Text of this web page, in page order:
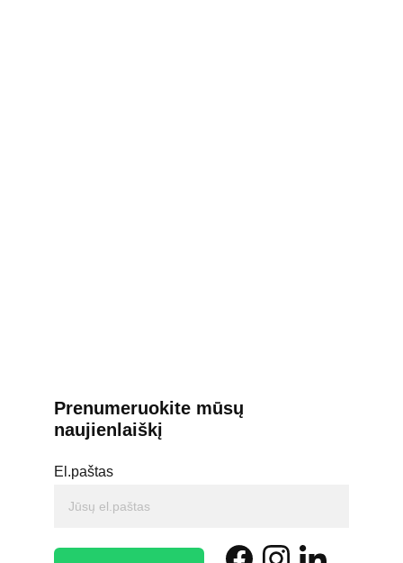
Prenumeruokite mūsų
naujienlaiškį
El.paštas